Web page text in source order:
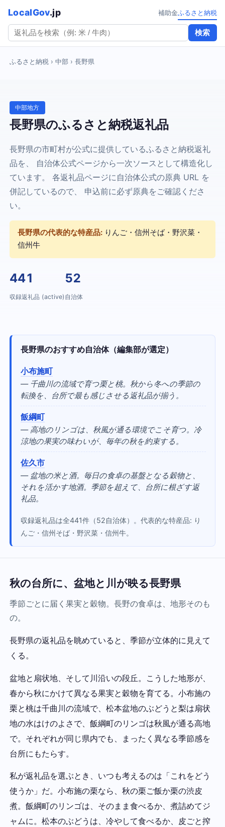
LocalGov.jp
検索
補助金ふるさと納税
ふるさと納税 › 中部 › 長野県
中部地方
長野県のふるさと納税返礼品
長野県の市町村が公式に提供しているふるさと納税返礼
品を、 自治体公式ページから一次ソースとして構造化し
ています。 各返礼品ページに自治体公式の原典 URL を
併記しているので、 申込前に必ず原典をご確認くださ
い。
長野県の代表的な特産品: りんご・信州そば・野沢菜・
信州牛
441
収録返礼品 (active)
52
自治体
長野県のおすすめ自治体（編集部が選定）
小布施町
— 千曲川の流域で育つ栗と桃。秋から冬への季節の
転換を、台所で最も感じさせる返礼品が揃う。
飯綱町
— 高地のリンゴは、秋風が通る環境でこそ育つ。冷
涼地の果実の味わいが、毎年の秋を約束する。
佐久市
— 盆地の米と酒。毎日の食卓の基盤となる穀物と、
それを活かす地酒。季節を超えて、台所に根ざす返
礼品。
収録返礼品は全441件（52自治体）。代表的な特産品: り
んご・信州そば・野沢菜・信州牛。
秋の台所に、盆地と川が映る長野県
季節ごとに届く果実と穀物。長野の食卓は、地形そのも
の。
長野県の返礼品を眺めていると、季節が立体的に見えて
くる。
盆地と扇状地、そして川沿いの段丘。こうした地形が、
春から秋にかけて異なる果実と穀物を育てる。小布施の
栗と桃は千曲川の流域で、松本盆地のぶどうと梨は扇状
地の水はけのよさで、飯綱町のリンゴは秋風が通る高地
で。それぞれが同じ県内でも、まったく異なる季節感を
台所にもたらす。
私が返礼品を選ぶとき、いつも考えるのは「これをどう
使うか」だ。小布施の栗なら、秋の栗ご飯か栗の渋皮
煮。飯綱町のリンゴは、そのまま食べるか、煮詰めてジ
ャムに。松本のぶどうは、冷やして食べるか、皮ごと搾